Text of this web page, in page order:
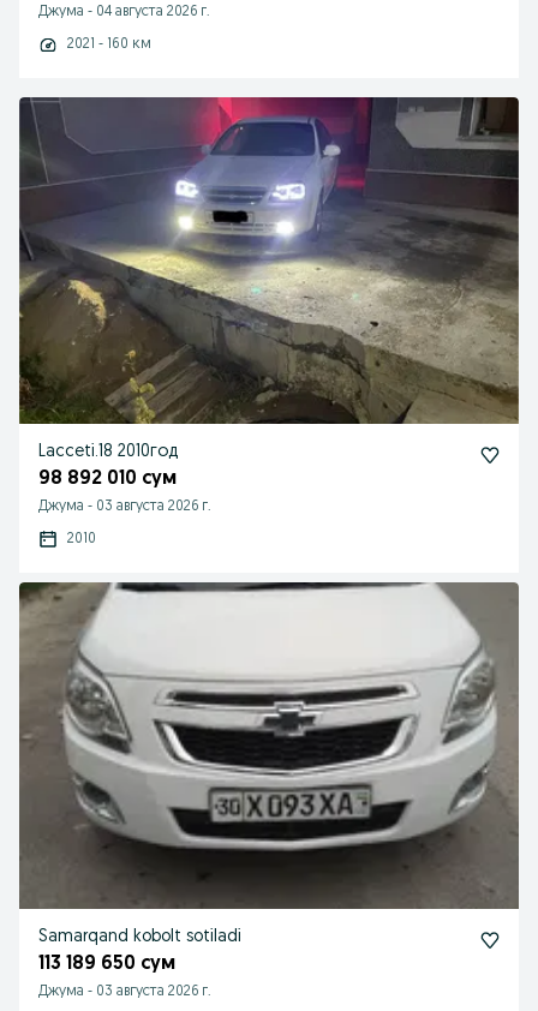
Джума - 04 августа 2026 г.
2021 - 160 км
Lacceti.18 2010год
98 892 010 сум
Джума - 03 августа 2026 г.
2010
Samarqand kobolt sotiladi
113 189 650 сум
Джума - 03 августа 2026 г.